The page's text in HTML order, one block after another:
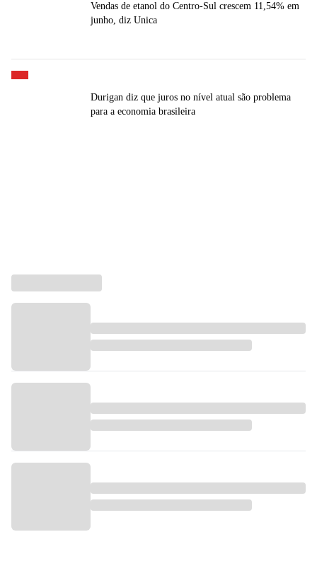
Vendas de etanol do Centro-Sul crescem 11,54% em
junho, diz Unica
Durigan diz que juros no nível atual são problema
para a economia brasileira